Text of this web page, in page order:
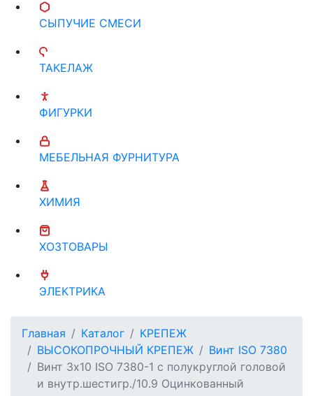
СЫПУЧИЕ СМЕСИ
ТАКЕЛАЖ
ФИГУРКИ
МЕБЕЛЬНАЯ ФУРНИТУРА
ХИМИЯ
ХОЗТОВАРЫ
ЭЛЕКТРИКА
Главная Каталог
КРЕПЕЖ
ВЫСОКОПРОЧНЫЙ КРЕПЕЖ
Винт ISO 7380
Винт 3х10 ISO 7380-1 с полукруглой головой
и внутр.шестигр./10.9 Оцинкованный